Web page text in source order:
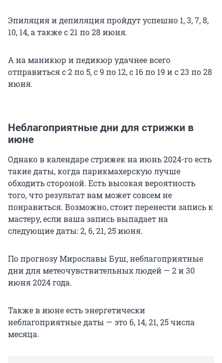
Эпиляция и депиляция пройдут успешно 1, 3, 7, 8,
10, 14, а также с 21 по 28 июня.
А на маникюр и педикюр удачнее всего
отправиться с 2 по 5, с 9 по 12, с 16 по 19 и с 23 по 28
июня.
Неблагоприятные дни для стрижки в
июне
Однако в календаре стрижек на июнь 2024-го есть
такие даты, когда парикмахерскую лучше
обходить стороной. Есть высокая вероятность
того, что результат вам может совсем не
понравиться. Возможно, стоит перенести запись к
мастеру, если ваша запись выпадает на
следующие даты: 2, 6, 21, 25 июня.
По прогнозу Мирославы Буш, неблагоприятные
дни для метеочувствительных людей — 2 и 30
июня 2024 года.
Также в июне есть энергетически
неблагоприятные даты — это 6, 14, 21, 25 числа
месяца.